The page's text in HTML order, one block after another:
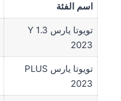
اسم الفئة
تويوتا يارس 1.3 Y
2023
تويوتا يارس PLUS
2023